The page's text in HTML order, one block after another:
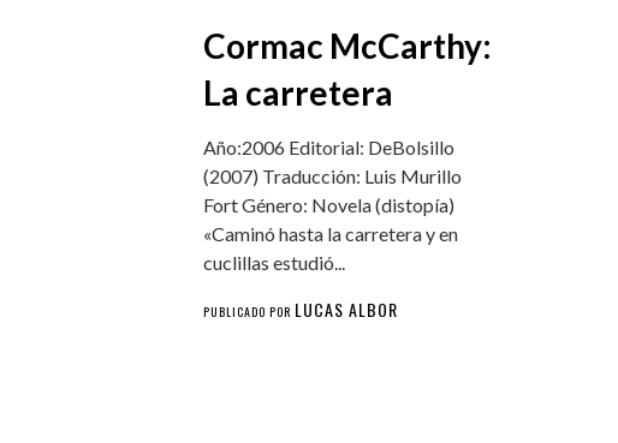
Cormac McCarthy:
La carretera
Año:2006 Editorial: DeBolsillo
(2007) Traducción: Luis Murillo
Fort Género: Novela (distopía)
«Caminó hasta la carretera y en
cuclillas estudió...
PUBLICADO POR LUCAS ALBOR